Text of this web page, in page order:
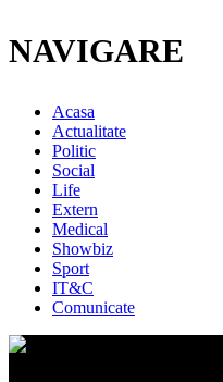
NAVIGARE
Acasa
Actualitate
Politic
Social
Life
Extern
Medical
Showbiz
Sport
IT&C
Comunicate